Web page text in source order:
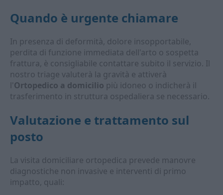
Quando è urgente chiamare
In presenza di deformità, dolore insopportabile,
perdita di funzione immediata dell'arto o sospetta
frattura, è consigliabile contattare subito il servizio. Il
nostro triage valuterà la gravità e attiverà
l'Ortopedico a domicilio più idoneo o indicherà il
trasferimento in struttura ospedaliera se necessario.
Valutazione e trattamento sul
posto
La visita domiciliare ortopedica prevede manovre
diagnostiche non invasive e interventi di primo
impatto, quali: